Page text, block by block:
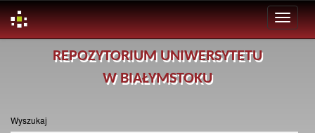
REPOZYTORIUM UNIWERSYTETU
W BIAŁYMSTOKU
Wyszukaj